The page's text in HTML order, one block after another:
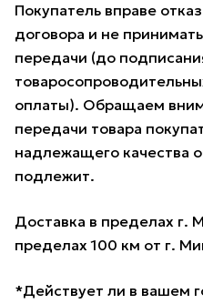
Покупатель вправе
договора и не
передачи (до
оплаты). Обращаем
передачи товара
надлежащего качества
подлежит.
Доставка в пределах г.
пределах 100 км от г.
*Действует ли в вашем